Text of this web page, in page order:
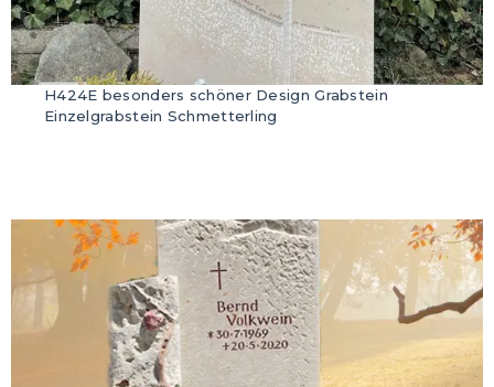
H424E besonders schöner Design Grabstein
Einzelgrabstein Schmetterling